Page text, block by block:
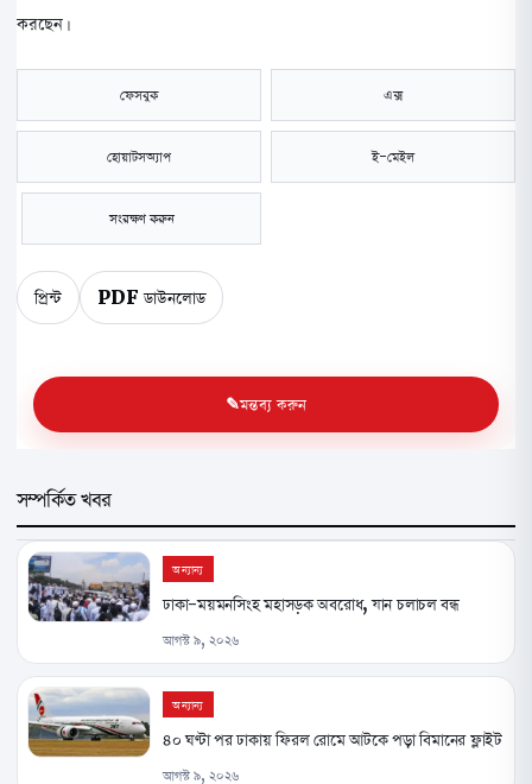
করছেন।
ফেসবুক এক্স
হোয়াটসঅ্যাপ ই-মেইল
সংরক্ষণ করুন
প্রিন্ট PDF ডাউনলোড
মন্তব্য করুন
সম্পর্কিত খবর
অন্যান্য
ঢাকা-ময়মনসিংহ মহাসড়ক অবরোধ, যান চলাচল বন্ধ
আগস্ট ৯, ২০২৬
অন্যান্য
৪০ ঘণ্টা পর ঢাকায় ফিরল রোমে আটকে পড়া বিমানের ফ্লাইট
আগস্ট ৯, ২০২৬